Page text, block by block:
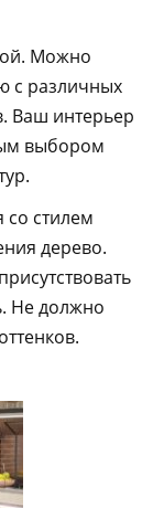
Можно
с различных
Ваш интерьер
выбором
со стилем
дерево.
Не должно